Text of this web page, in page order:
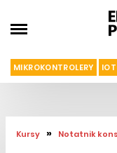
MIKROKONTROLERY IOT
Kursy » Notatnik